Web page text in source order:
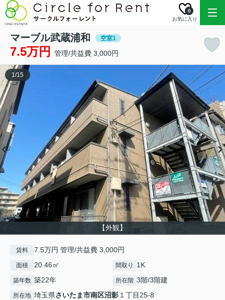
お気に入り
0
マーブル武蔵浦和 空室1
7.5万円 管理/共益費 3,000円
【外観】
1/15
賃料 7.5万円 管理/共益費 3,000円
面積 20.46㎡ 間取り 1K
築年数 築22年 所在階 3階/3階建
所在地 埼玉県さいたま市南区沼影１丁目25-8